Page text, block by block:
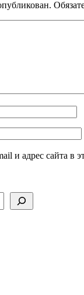
и адрес сайта в